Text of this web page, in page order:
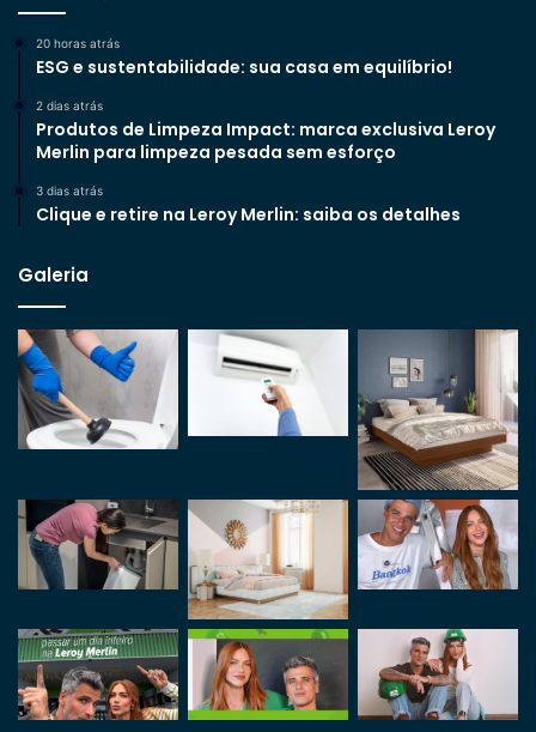
20 horas atrás
ESG e sustentabilidade: sua casa em equilíbrio!
2 dias atrás
Produtos de Limpeza Impact: marca exclusiva Leroy
Merlin para limpeza pesada sem esforço
3 dias atrás
Clique e retire na Leroy Merlin: saiba os detalhes
Galeria